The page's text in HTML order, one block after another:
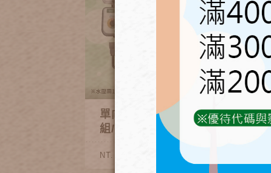
單向霧狀自動澆水噴霧套
組/黑快接款
NT. 2,100~3,500